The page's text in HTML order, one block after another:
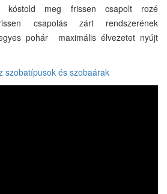
meg frissen csapolt rozé
csapolás zárt rendszerének
pohár maximális élvezetet nyújt
szobatípusok és szobaárak